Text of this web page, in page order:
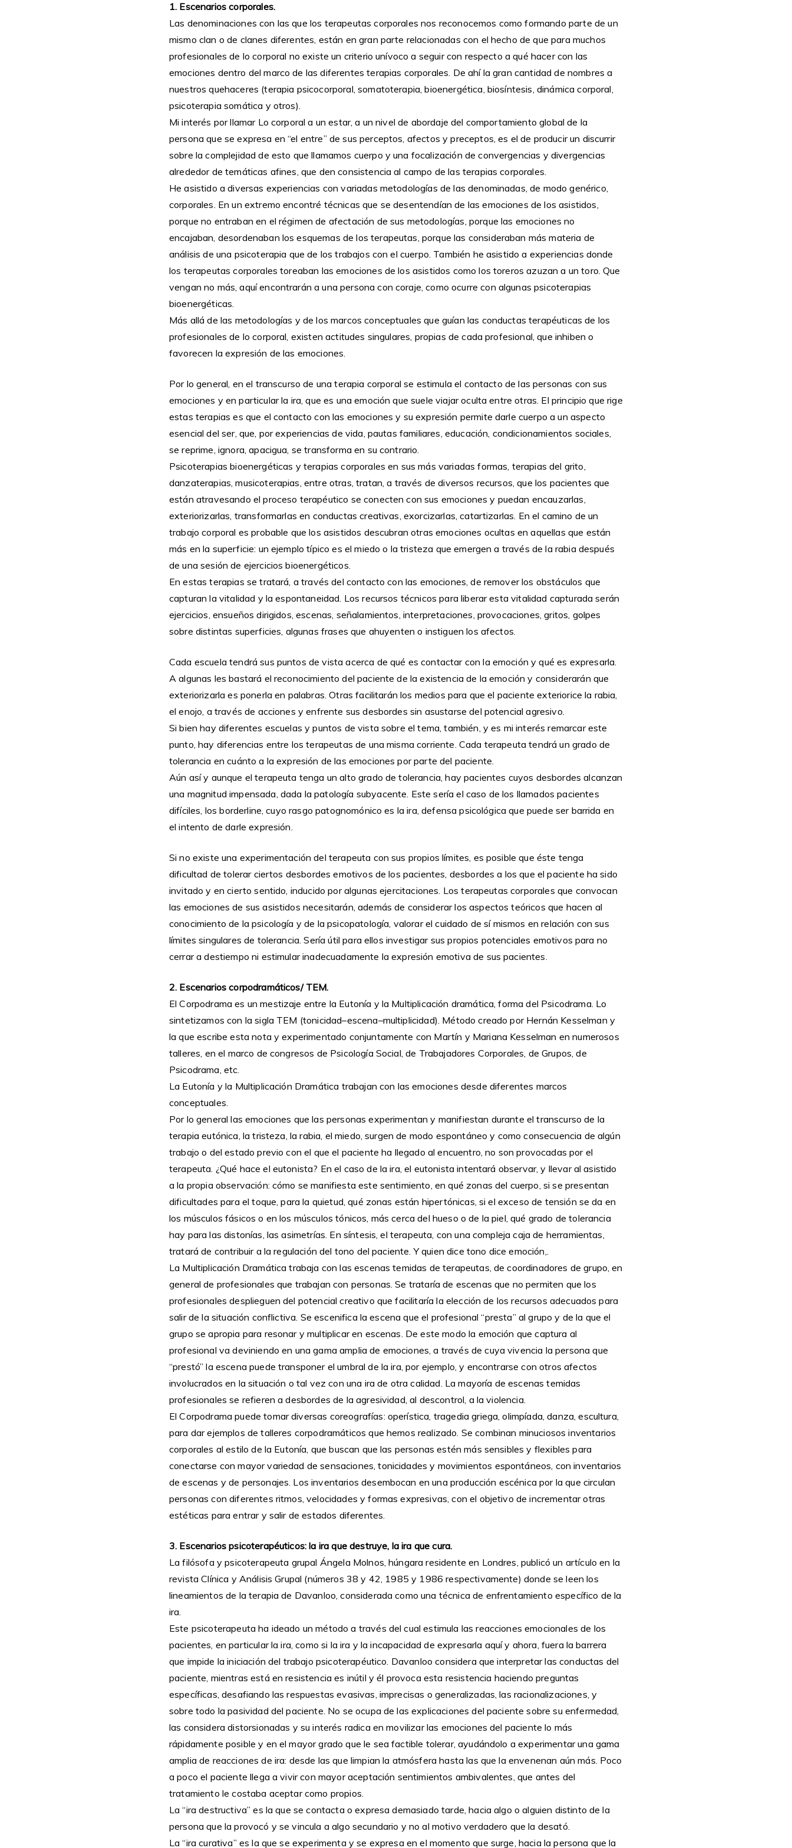
1. Escenarios corporales.
Las denominaciones con las que los terapeutas corporales nos reconocemos como formando parte de un
mismo clan o de clanes diferentes, están en gran parte relacionadas con el hecho de que para muchos
profesionales de lo corporal no existe un criterio unívoco a seguir con respecto a qué hacer con las
emociones dentro del marco de las diferentes terapias corporales. De ahí la gran cantidad de nombres a
nuestros quehaceres (terapia psicocorporal, somatoterapia, bioenergética, biosíntesis, dinámica corporal,
psicoterapia somática y otros).
Mi interés por llamar Lo corporal a un estar, a un nivel de abordaje del comportamiento global de la
persona que se expresa en “el entre” de sus perceptos, afectos y preceptos, es el de producir un discurrir
sobre la complejidad de esto que llamamos cuerpo y una focalización de convergencias y divergencias
alrededor de temáticas afines, que den consistencia al campo de las terapias corporales.
He asistido a diversas experiencias con variadas metodologías de las denominadas, de modo genérico,
corporales. En un extremo encontré técnicas que se desentendían de las emociones de los asistidos,
porque no entraban en el régimen de afectación de sus metodologías, porque las emociones no
encajaban, desordenaban los esquemas de los terapeutas, porque las consideraban más materia de
análisis de una psicoterapia que de los trabajos con el cuerpo. También he asistido a experiencias donde
los terapeutas corporales toreaban las emociones de los asistidos como los toreros azuzan a un toro. Que
vengan no más, aquí encontrarán a una persona con coraje, como ocurre con algunas psicoterapias
bioenergéticas.
Más allá de las metodologías y de los marcos conceptuales que guían las conductas terapéuticas de los
profesionales de lo corporal, existen actitudes singulares, propias de cada profesional, que inhiben o
favorecen la expresión de las emociones.
Por lo general, en el transcurso de una terapia corporal se estimula el contacto de las personas con sus
emociones y en particular la ira, que es una emoción que suele viajar oculta entre otras. El principio que rige
estas terapias es que el contacto con las emociones y su expresión permite darle cuerpo a un aspecto
esencial del ser, que, por experiencias de vida, pautas familiares, educación, condicionamientos sociales,
se reprime, ignora, apacigua, se transforma en su contrario.
Psicoterapias bioenergéticas y terapias corporales en sus más variadas formas, terapias del grito,
danzaterapias, musicoterapias, entre otras, tratan, a través de diversos recursos, que los pacientes que
están atravesando el proceso terapéutico se conecten con sus emociones y puedan encauzarlas,
exteriorizarlas, transformarlas en conductas creativas, exorcizarlas, catartizarlas. En el camino de un
trabajo corporal es probable que los asistidos descubran otras emociones ocultas en aquellas que están
más en la superficie: un ejemplo típico es el miedo o la tristeza que emergen a través de la rabia después
de una sesión de ejercicios bioenergéticos.
En estas terapias se tratará, a través del contacto con las emociones, de remover los obstáculos que
capturan la vitalidad y la espontaneidad. Los recursos técnicos para liberar esta vitalidad capturada serán
ejercicios, ensueños dirigidos, escenas, señalamientos, interpretaciones, provocaciones, gritos, golpes
sobre distintas superficies, algunas frases que ahuyenten o instiguen los afectos.
Cada escuela tendrá sus puntos de vista acerca de qué es contactar con la emoción y qué es expresarla.
A algunas les bastará el reconocimiento del paciente de la existencia de la emoción y considerarán que
exteriorizarla es ponerla en palabras. Otras facilitarán los medios para que el paciente exteriorice la rabia,
el enojo, a través de acciones y enfrente sus desbordes sin asustarse del potencial agresivo.
Si bien hay diferentes escuelas y puntos de vista sobre el tema, también, y es mi interés remarcar este
punto, hay diferencias entre los terapeutas de una misma corriente. Cada terapeuta tendrá un grado de
tolerancia en cuánto a la expresión de las emociones por parte del paciente.
Aún así y aunque el terapeuta tenga un alto grado de tolerancia, hay pacientes cuyos desbordes alcanzan
una magnitud impensada, dada la patología subyacente. Este sería el caso de los llamados pacientes
difíciles, los borderline, cuyo rasgo patognomónico es la ira, defensa psicológica que puede ser barrida en
el intento de darle expresión.
Si no existe una experimentación del terapeuta con sus propios límites, es posible que éste tenga
dificultad de tolerar ciertos desbordes emotivos de los pacientes, desbordes a los que el paciente ha sido
invitado y en cierto sentido, inducido por algunas ejercitaciones. Los terapeutas corporales que convocan
las emociones de sus asistidos necesitarán, además de considerar los aspectos teóricos que hacen al
conocimiento de la psicología y de la psicopatología, valorar el cuidado de sí mismos en relación con sus
límites singulares de tolerancia. Sería útil para ellos investigar sus propios potenciales emotivos para no
cerrar a destiempo ni estimular inadecuadamente la expresión emotiva de sus pacientes.
2. Escenarios corpodramáticos/ TEM.
El Corpodrama es un mestizaje entre la Eutonía y la Multiplicación dramática, forma del Psicodrama. Lo
sintetizamos con la sigla TEM (tonicidad–escena–multiplicidad). Método creado por Hernán Kesselman y
la que escribe esta nota y experimentado conjuntamente con Martín y Mariana Kesselman en numerosos
talleres, en el marco de congresos de Psicología Social, de Trabajadores Corporales, de Grupos, de
Psicodrama, etc.
La Eutonía y la Multiplicación Dramática trabajan con las emociones desde diferentes marcos
conceptuales.
Por lo general las emociones que las personas experimentan y manifiestan durante el transcurso de la
terapia eutónica, la tristeza, la rabia, el miedo, surgen de modo espontáneo y como consecuencia de algún
trabajo o del estado previo con el que el paciente ha llegado al encuentro, no son provocadas por el
terapeuta. ¿Qué hace el eutonista? En el caso de la ira, el eutonista intentará observar, y llevar al asistido
a la propia observación: cómo se manifiesta este sentimiento, en qué zonas del cuerpo, si se presentan
dificultades para el toque, para la quietud, qué zonas están hipertónicas, si el exceso de tensión se da en
los músculos fásicos o en los músculos tónicos, más cerca del hueso o de la piel, qué grado de tolerancia
hay para las distonías, las asimetrías. En síntesis, el terapeuta, con una compleja caja de herramientas,
tratará de contribuir a la regulación del tono del paciente. Y quien dice tono dice emoción,.
La Multiplicación Dramática trabaja con las escenas temidas de terapeutas, de coordinadores de grupo, en
general de profesionales que trabajan con personas. Se trataría de escenas que no permiten que los
profesionales desplieguen del potencial creativo que facilitaría la elección de los recursos adecuados para
salir de la situación conflictiva. Se escenifica la escena que el profesional “presta” al grupo y de la que el
grupo se apropia para resonar y multiplicar en escenas. De este modo la emoción que captura al
profesional va deviniendo en una gama amplia de emociones, a través de cuya vivencia la persona que
“prestó” la escena puede transponer el umbral de la ira, por ejemplo, y encontrarse con otros afectos
involucrados en la situación o tal vez con una ira de otra calidad. La mayoría de escenas temidas
profesionales se refieren a desbordes de la agresividad, al descontrol, a la violencia.
El Corpodrama puede tomar diversas coreografías: operística, tragedia griega, olimpíada, danza, escultura,
para dar ejemplos de talleres corpodramáticos que hemos realizado. Se combinan minuciosos inventarios
corporales al estilo de la Eutonía, que buscan que las personas estén más sensibles y flexibles para
conectarse con mayor variedad de sensaciones, tonicidades y movimientos espontáneos, con inventarios
de escenas y de personajes. Los inventarios desembocan en una producción escénica por la que circulan
personas con diferentes ritmos, velocidades y formas expresivas, con el objetivo de incrementar otras
estéticas para entrar y salir de estados diferentes.
3. Escenarios psicoterapéuticos: la ira que destruye, la ira que cura.
La filósofa y psicoterapeuta grupal Ángela Molnos, húngara residente en Londres, publicó un artículo en la
revista Clínica y Análisis Grupal (números 38 y 42, 1985 y 1986 respectivamente) donde se leen los
lineamientos de la terapia de Davanloo, considerada como una técnica de enfrentamiento específico de la
ira.
Este psicoterapeuta ha ideado un método a través del cual estimula las reacciones emocionales de los
pacientes, en particular la ira, como si la ira y la incapacidad de expresarla aquí y ahora, fuera la barrera
que impide la iniciación del trabajo psicoterapéutico. Davanloo considera que interpretar las conductas del
paciente, mientras está en resistencia es inútil y él provoca esta resistencia haciendo preguntas
específicas, desafiando las respuestas evasivas, imprecisas o generalizadas, las racionalizaciones, y
sobre todo la pasividad del paciente. No se ocupa de las explicaciones del paciente sobre su enfermedad,
las considera distorsionadas y su interés radica en movilizar las emociones del paciente lo más
rápidamente posible y en el mayor grado que le sea factible tolerar, ayudándolo a experimentar una gama
amplia de reacciones de ira: desde las que limpian la atmósfera hasta las que la envenenan aún más. Poco
a poco el paciente llega a vivir con mayor aceptación sentimientos ambivalentes, que antes del
tratamiento le costaba aceptar como propios.
La “ira destructiva” es la que se contacta o expresa demasiado tarde, hacia algo o alguien distinto de la
persona que la provocó y se vincula a algo secundario y no al motivo verdadero que la desató.
La “ira curativa” es la que se experimenta y se expresa en el momento que surge, hacia la persona que la